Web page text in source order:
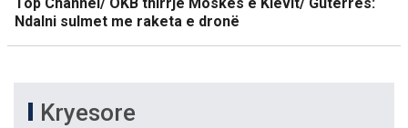
Ndalni sulmet me raketa e dronë
Kryesore